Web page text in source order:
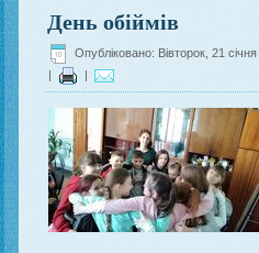
День обіймів
Опубліковано: Вівторок, 21